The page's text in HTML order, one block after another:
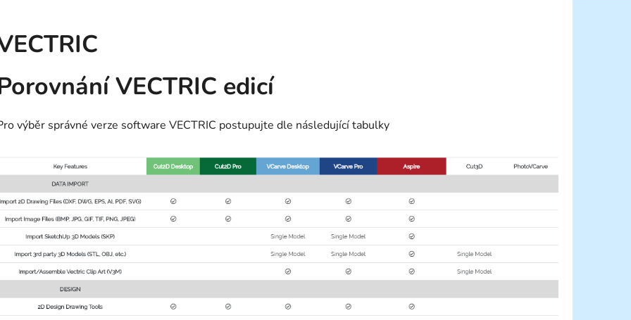
VECTRIC edicí
výběr správné verze software VECTRIC postupujte dle následující tabulky